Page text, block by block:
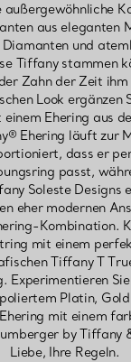
außergewöhnliche
aus eleganten
und
Tiffany stammen
Zahn der Zeit ihm
Look ergänzen
Ehering aus
Ehering läuft zur
dass er
passt,
Soleste Designs
eher modernen
Kombination.
mit einem
Tiffany T
Experimentieren
Platin,
mit einem
by Tiffany
Liebe, Ihre Regeln.